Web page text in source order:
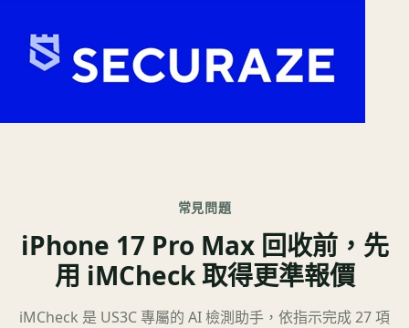
常見問題
iPhone 17 Pro Max 回收前，先
用 iMCheck 取得更準報價
iMCheck 是 US3C 專屬的 AI 檢測助手，依指示完成 27 項